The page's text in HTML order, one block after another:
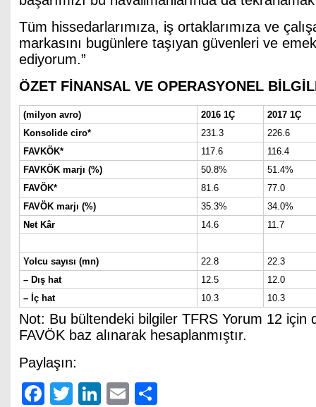
Tüm hissedarlarımıza, iş ortaklarımıza ve
markasını bugünlere taşıyan güvenleri ve
ediyorum.”
ÖZET FİNANSAL VE OPERASYONEL
(milyon avro) 2016 1Ç
2017 1Ç
Konsolide ciro*
231.3
226.6
FAVKÖK*
117.6
116.4
FAVKÖK marjı (%)
50.8%
51.4%
FAVÖK*
81.6
77.0
FAVÖK marjı (%)
35.3%
34.0%
Net Kâr
14.6 11.7
Yolcu sayısı (mn) 22.8
22.3
– Dış hat
12.5
12.0
– İç hat
10.3 10.3
Not: Bu bültendeki bilgiler TFRS Yorum 12 için
FAVÖK baz alınarak hesaplanmıştır.
Paylaşın:
Facebook
TwitterLinkedIn
Email